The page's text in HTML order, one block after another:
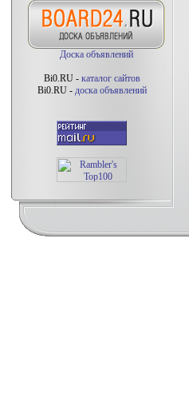
Доска объявлений
Bi0.RU - каталог сайтов
Bi0.RU - доска объявлений